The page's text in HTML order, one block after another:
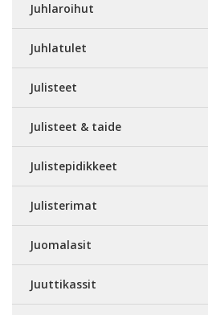
Juhlaroihut
Juhlatulet
Julisteet
Julisteet & taide
Julistepidikkeet
Julisterimat
Juomalasit
Juuttikassit